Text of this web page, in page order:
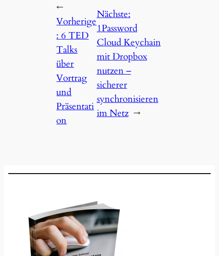
←
Vorherige
:6 TED
Talks
über
Vortrag
und
Präsentati
on
Nächste:
1Password
Cloud Keychain
mit Dropbox
nutzen –
sicherer
synchro­nisieren
im Netz →